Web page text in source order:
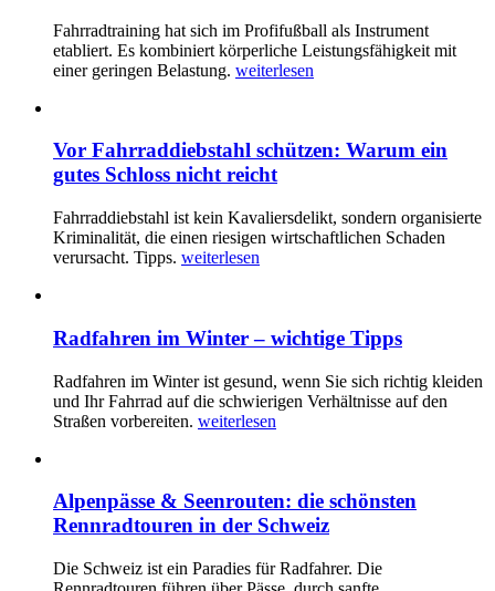
Fahrradtraining hat sich im Profifußball als Instrument
etabliert. Es kombiniert körperliche Leistungsfähigkeit mit
einer geringen Belastung. weiterlesen
Vor Fahrraddiebstahl schützen: Warum ein
gutes Schloss nicht reicht
Fahrraddiebstahl ist kein Kavaliersdelikt, sondern organisierte
Kriminalität, die einen riesigen wirtschaftlichen Schaden
verursacht. Tipps. weiterlesen
Radfahren im Winter – wichtige Tipps
Radfahren im Winter ist gesund, wenn Sie sich richtig kleiden
und Ihr Fahrrad auf die schwierigen Verhältnisse auf den
Straßen vorbereiten. weiterlesen
Alpenpässe & Seenrouten: die schönsten
Rennradtouren in der Schweiz
Die Schweiz ist ein Paradies für Radfahrer. Die